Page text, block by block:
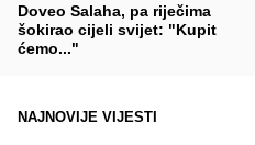
Doveo Salaha, pa riječima
šokirao cijeli svijet: "Kupit
ćemo..."
NAJNOVIJE VIJESTI